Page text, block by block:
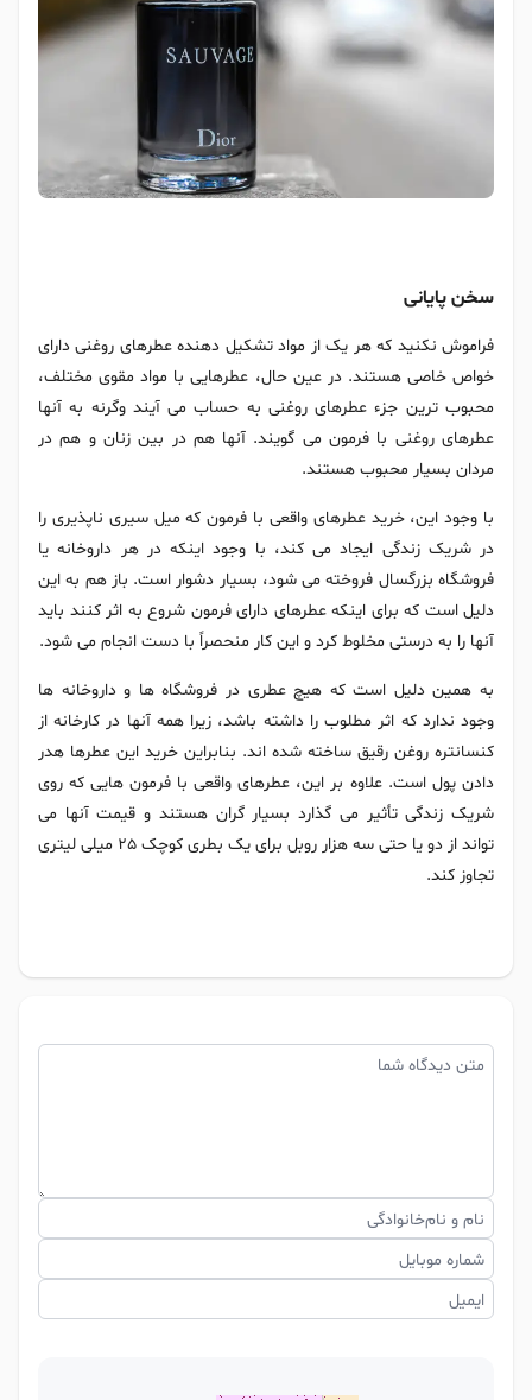
سخن پایانی
فراموش نکنید که هر یک از مواد تشکیل دهنده عطرهای روغنی دارای
خواص خاصی هستند. در عین حال، عطرهایی با مواد مقوی مختلف،
محبوب ترین جزء عطرهای روغنی به حساب می آیند وگرنه به آنها
عطرهای روغنی با فرمون می گویند. آنها هم در بین زنان و هم در
مردان بسیار محبوب هستند.
با وجود این، خرید عطرهای واقعی با فرمون که میل سیری ناپذیری را
در شریک زندگی ایجاد می کند، با وجود اینکه در هر داروخانه یا
فروشگاه بزرگسال فروخته می شود، بسیار دشوار است. باز هم به این
دلیل است که برای اینکه عطرهای دارای فرمون شروع به اثر کنند باید
آنها را به درستی مخلوط کرد و این کار منحصراً با دست انجام می شود.
به همین دلیل است که هیچ عطری در فروشگاه ها و داروخانه ها
وجود ندارد که اثر مطلوب را داشته باشد، زیرا همه آنها در کارخانه از
کنسانتره روغن رقیق ساخته شده اند. بنابراین خرید این عطرها هدر
دادن پول است. علاوه بر این، عطرهای واقعی با فرمون هایی که روی
شریک زندگی تأثیر می گذارد بسیار گران هستند و قیمت آنها می
تواند از دو یا حتی سه هزار روبل برای یک بطری کوچک 25 میلی لیتری
تجاوز کند.
متن دیدگاه شما
نام و نام‌خانوادگی
شماره موبایل
ایمیل